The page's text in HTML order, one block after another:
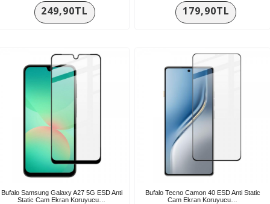
249,90TL 179,90TL
Bufalo Samsung Galaxy A27 5G ESD Anti
Static Cam Ekran Koruyucu…
Bufalo Tecno Camon 40 ESD Anti Static
Cam Ekran Koruyucu…